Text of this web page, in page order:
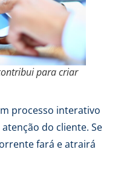
para criar
processo interativo
do cliente. Se
fará e atrairá